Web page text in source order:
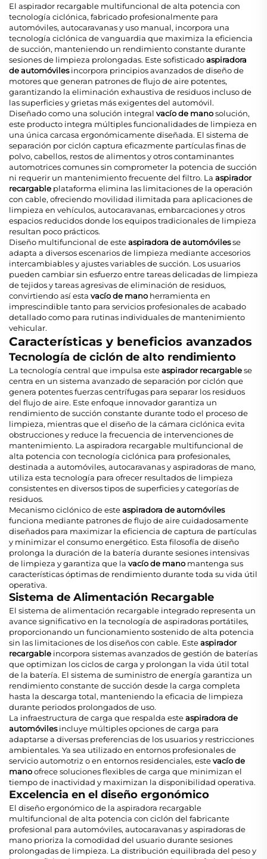
El aspirador recargable multifuncional de alta potencia con
tecnología ciclónica, fabricado profesionalmente para
automóviles, autocaravanas y uso manual, incorpora una
tecnología ciclónica de vanguardia que maximiza la eficiencia
de succión, manteniendo un rendimiento constante durante
sesiones de limpieza prolongadas. Este sofisticadoaspiradora
de automóvilesincorpora principios avanzados de diseño de
motores que generan patrones de flujo de aire potentes,
garantizando la eliminación exhaustiva de residuos incluso de
las superficies y grietas más exigentes del automóvil.
Diseñado como una solución integral vacío de manosolución,
este producto integra múltiples funcionalidades de limpieza en
una única carcasa ergonómicamente diseñada. El sistema de
separación por ciclón captura eficazmente partículas finas de
polvo, cabellos, restos de alimentos y otros contaminantes
automotrices comunes sin comprometer la potencia de succión
ni requerir un mantenimiento frecuente del filtro. La aspirador
recargable plataforma elimina las limitaciones de la operación
con cable, ofreciendo movilidad ilimitada para aplicaciones de
limpieza en vehículos, autocaravanas, embarcaciones y otros
espacios reducidos donde los equipos tradicionales de limpieza
resultan poco prácticos.
Diseño multifuncional de esteaspiradora de automóvilesse
adapta a diversos escenarios de limpieza mediante accesorios
intercambiables y ajustes variables de succión. Los usuarios
pueden cambiar sin esfuerzo entre tareas delicadas de limpieza
de tejidos y tareas agresivas de eliminación de residuos,
convirtiendo así esta vacío de mano herramienta en
imprescindible tanto para servicios profesionales de acabado
detallado como para rutinas individuales de mantenimiento
vehicular.
Características y beneficios avanzados
Tecnología de ciclón de alto rendimiento
La tecnología central que impulsa esteaspirador recargablese
centra en un sistema avanzado de separación por ciclón que
genera potentes fuerzas centrífugas para separar los residuos
del flujo de aire. Este enfoque innovador garantiza un
rendimiento de succión constante durante todo el proceso de
limpieza, mientras que el diseño de la cámara ciclónica evita
obstrucciones y reduce la frecuencia de intervenciones de
mantenimiento. La aspiradora recargable multifuncional de
alta potencia con tecnología ciclónica para profesionales,
destinada a automóviles, autocaravanas y aspiradoras de mano,
utiliza esta tecnología para ofrecer resultados de limpieza
consistentes en diversos tipos de superficies y categorías de
residuos.
Mecanismo ciclónico de esteaspiradora de automóviles
funciona mediante patrones de flujo de aire cuidadosamente
diseñados para maximizar la eficiencia de captura de partículas
y minimizar el consumo energético. Esta filosofía de diseño
prolonga la duración de la batería durante sesiones intensivas
de limpieza y garantiza que la vacío de mano mantenga sus
características óptimas de rendimiento durante toda su vida útil
operativa.
Sistema de Alimentación Recargable
El sistema de alimentación recargable integrado representa un
avance significativo en la tecnología de aspiradoras portátiles,
proporcionando un funcionamiento sostenido de alta potencia
sin las limitaciones de los diseños con cable. Esteaspirador
recargable incorpora sistemas avanzados de gestión de baterías
que optimizan los ciclos de carga y prolongan la vida útil total
de la batería. El sistema de suministro de energía garantiza un
rendimiento constante de succión desde la carga completa
hasta la descarga total, manteniendo la eficacia de limpieza
durante periodos prolongados de uso.
La infraestructura de carga que respalda esteaspiradora de
automóvilesincluye múltiples opciones de carga para
adaptarse a diversas preferencias de los usuarios y restricciones
ambientales. Ya sea utilizado en entornos profesionales de
servicio automotriz o en entornos residenciales, estevacío de
manoofrece soluciones flexibles de carga que minimizan el
tiempo de inactividad y maximizan la disponibilidad operativa.
Excelencia en el diseño ergonómico
El diseño ergonómico de la aspiradora recargable
multifuncional de alta potencia con ciclón del fabricante
profesional para automóviles, autocaravanas y aspiradoras de
mano prioriza la comodidad del usuario durante sesiones
prolongadas de limpieza. La distribución equilibrada del peso y